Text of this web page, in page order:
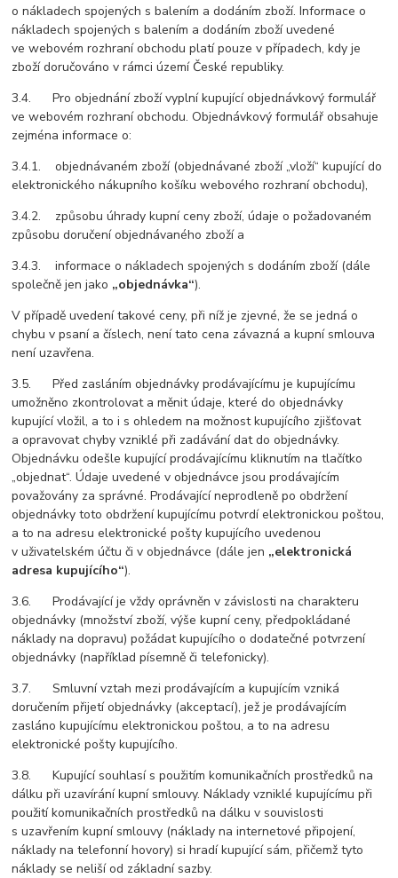
o nákladech spojených s balením a dodáním zboží. Informace o
nákladech spojených s balením a dodáním zboží uvedené
ve webovém rozhraní obchodu platí pouze v případech, kdy je
zboží doručováno v rámci území České republiky.
3.4. Pro objednání zboží vyplní kupující objednávkový formulář
ve webovém rozhraní obchodu. Objednávkový formulář obsahuje
zejména informace o:
3.4.1. objednávaném zboží (objednávané zboží „vloží“ kupující do
elektronického nákupního košíku webového rozhraní obchodu),
3.4.2. způsobu úhrady kupní ceny zboží, údaje o požadovaném
způsobu doručení objednávaného zboží a
3.4.3. informace o nákladech spojených s dodáním zboží (dále
společně jen jako „objednávka“).
V případě uvedení takové ceny, při níž je zjevné, že se jedná o
chybu v psaní a číslech, není tato cena závazná a kupní smlouva
není uzavřena.
3.5. Před zasláním objednávky prodávajícímu je kupujícímu
umožněno zkontrolovat a měnit údaje, které do objednávky
kupující vložil, a to i s ohledem na možnost kupujícího zjišťovat
a opravovat chyby vzniklé při zadávání dat do objednávky.
Objednávku odešle kupující prodávajícímu kliknutím na tlačítko
„objednat“. Údaje uvedené v objednávce jsou prodávajícím
považovány za správné. Prodávající neprodleně po obdržení
objednávky toto obdržení kupujícímu potvrdí elektronickou poštou,
a to na adresu elektronické pošty kupujícího uvedenou
v uživatelském účtu či v objednávce (dále jen „elektronická
adresa kupujícího“).
3.6. Prodávající je vždy oprávněn v závislosti na charakteru
objednávky (množství zboží, výše kupní ceny, předpokládané
náklady na dopravu) požádat kupujícího o dodatečné potvrzení
objednávky (například písemně či telefonicky).
3.7. Smluvní vztah mezi prodávajícím a kupujícím vzniká
doručením přijetí objednávky (akceptací), jež je prodávajícím
zasláno kupujícímu elektronickou poštou, a to na adresu
elektronické pošty kupujícího.
3.8. Kupující souhlasí s použitím komunikačních prostředků na
dálku při uzavírání kupní smlouvy. Náklady vzniklé kupujícímu při
použití komunikačních prostředků na dálku v souvislosti
s uzavřením kupní smlouvy (náklady na internetové připojení,
náklady na telefonní hovory) si hradí kupující sám, přičemž tyto
náklady se neliší od základní sazby.